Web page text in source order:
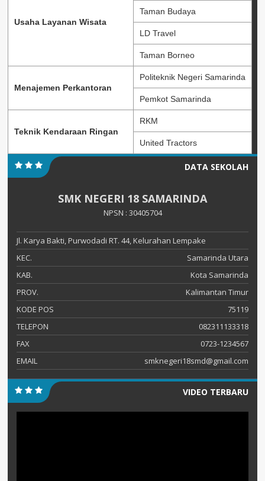
Usaha Layanan Wisata
Taman Budaya
LD Travel
Taman Borneo
Menajemen Perkantoran
Politeknik Negeri Samarinda
Pemkot Samarinda
Teknik Kendaraan Ringan
RKM
United Tractors
DATA SEKOLAH
SMK NEGERI 18 SAMARINDA
NPSN : 30405704
Jl. Karya Bakti, Purwodadi RT. 44, Kelurahan Lempake
KEC.
Samarinda Utara
KAB.
Kota Samarinda
PROV.
Kalimantan Timur
KODE POS
75119
TELEPON
082311133318
FAX
0723-1234567
EMAIL
smknegeri18smd@gmail.com
VIDEO TERBARU